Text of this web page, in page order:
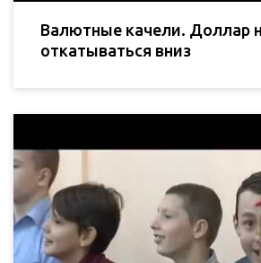
Валютные качели. Доллар
откатываться вниз